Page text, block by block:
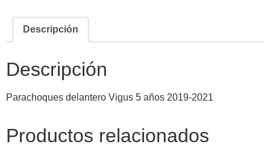
Descripción
Descripción
Parachoques delantero Vigus 5 años 2019-2021
Productos relacionados